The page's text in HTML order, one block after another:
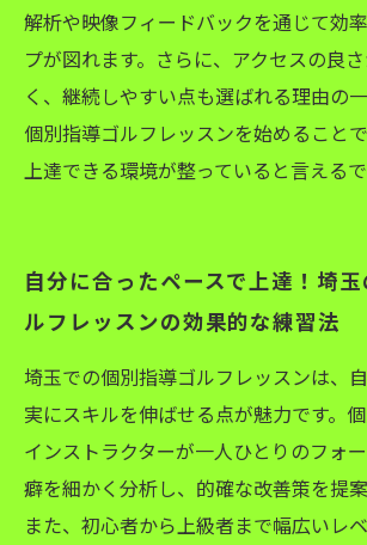
解析や映像フィードバックを通じて効
プが図れます。さらに、アクセスの良
く、継続しやすい点も選ばれる理由の
個別指導ゴルフレッスンを始めること
上達できる環境が整っていると言えるで
自分に合ったペースで上達！埼
ルフレッスンの効果的な練習法
埼玉での個別指導ゴルフレッスンは、
実にスキルを伸ばせる点が魅力です。個
インストラクターが一人ひとりのフォ
癖を細かく分析し、的確な改善策を提案
また、初心者から上級者まで幅広いレ